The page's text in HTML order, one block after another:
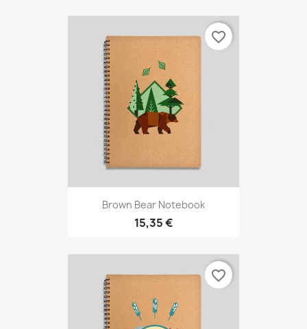
Brown Bear Notebook
15,35 €
favorite_border
favorite_border